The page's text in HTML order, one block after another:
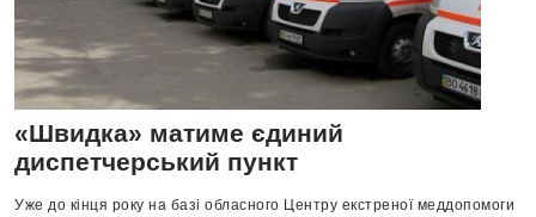
«Швидка» матиме єдиний
диспетчерський пункт
Уже до кінця року на базі обласного Центру екстреної меддопомоги